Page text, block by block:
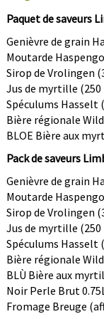
Paquet de saveurs
Genièvre de grain
Moutarde
Sirop de Vrolingen
Jus de myrtille (250
Spéculums Hasselt
Bière régionale
BLOE Bière aux
Pack de saveurs
Genièvre de grain
Moutarde
Sirop de Vrolingen
Jus de myrtille (250
Spéculums Hasselt
Bière régionale
BLÙ Bière aux
Noir Perle Brut
Fromage Breuge
Vous